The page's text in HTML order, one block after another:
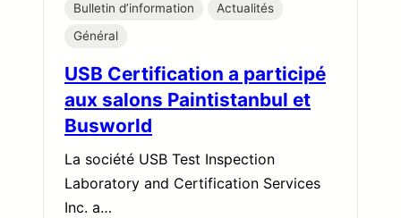
Bulletin d’information
Actualités
Général
USB Certification a participé
aux salons Paintistanbul et
Busworld
La société USB Test Inspection
Laboratory and Certification Services
Inc. a…